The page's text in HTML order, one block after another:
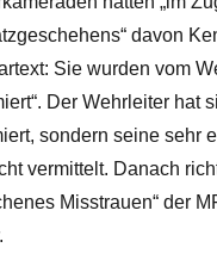
davon
Sie wurden vom
Der Wehrleiter hat
sondern seine sehr
vermittelt. Danach
Misstrauen“ der